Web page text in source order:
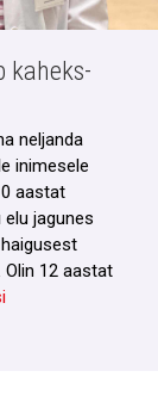
kaheks-
neljanda
inimesele
aastat
jagunes
12 aastat